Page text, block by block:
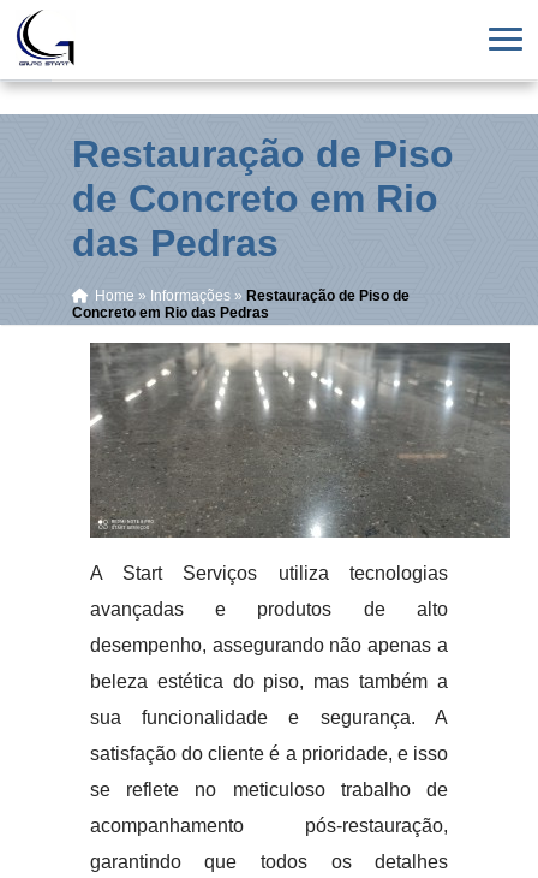
Restauração de Piso
de Concreto em Rio
das Pedras
Home » Informações » Restauração de Piso de
Concreto em Rio das Pedras
A Start Serviços utiliza tecnologias
avançadas e produtos de alto
desempenho, assegurando não apenas a
beleza estética do piso, mas também a
sua funcionalidade e segurança. A
satisfação do cliente é a prioridade, e isso
se reflete no meticuloso trabalho de
acompanhamento pós-restauração,
garantindo que todos os detalhes